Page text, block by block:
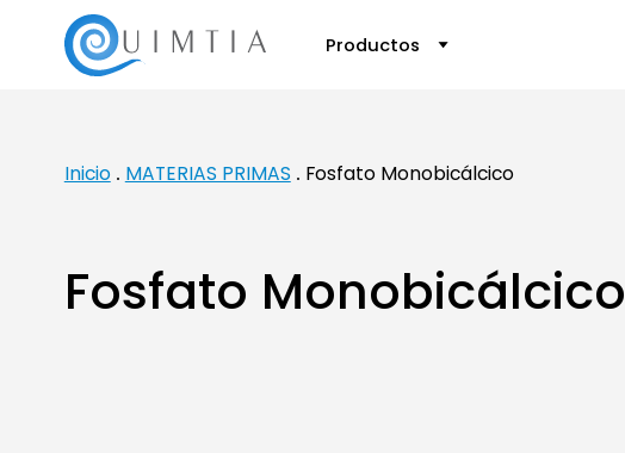
Productos
Inicio
MATERIAS PRIMAS Fosfato Monobicálcico
Fosfato Monobicálcico